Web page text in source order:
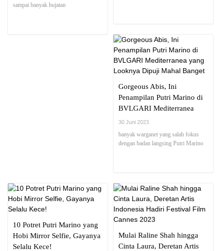
sampai banyak hujatan
Gorgeous Abis, Ini
Penampilan Putri Marino di
BVLGARI Mediterranea
yang Looknya Dipuji Mahal
30 Juni 2023
banyak warganet yang salah fokus
dengan badan langsing Putri Marino
10 Potret Putri Marino yang
Hobi Mirror Selfie, Gayanya
Selalu Kece!
Mulai Raline Shah hingga
Cinta Laura, Deretan Artis